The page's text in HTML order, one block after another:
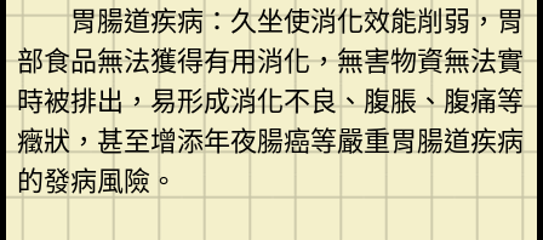
胃腸道疾病：久坐使消化效能削弱，胃
部食品無法獲得有用消化，無害物資無法實
時被排出，易形成消化不良、腹脹、腹痛等
癥狀，甚至增添年夜腸癌等嚴重胃腸道疾病
的發病風險。